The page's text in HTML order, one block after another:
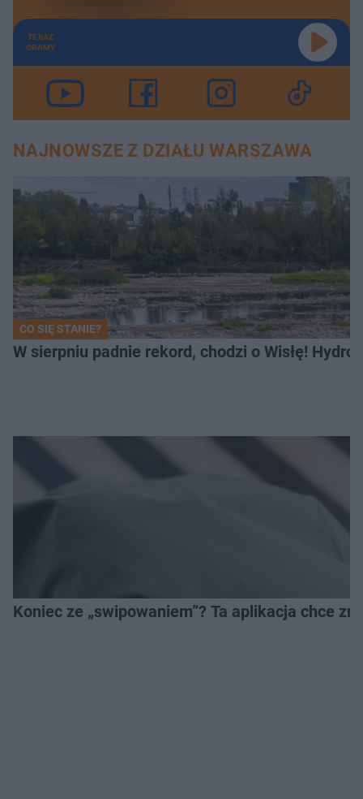
TERAZ
GRAMY
NAJNOWSZE Z DZIAŁU WARSZAWA
CO SIĘ STANIE?
W sierpniu padnie rekord, chodzi o Wisłę!
Koniec ze „swipowaniem”? Ta aplikacja chce